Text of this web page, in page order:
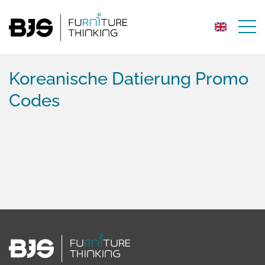
Koreanische Datierung Promo
Codes